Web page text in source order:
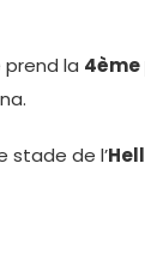
prend la
stade de l’